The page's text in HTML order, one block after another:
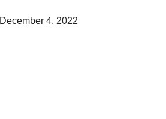
December 4, 2022